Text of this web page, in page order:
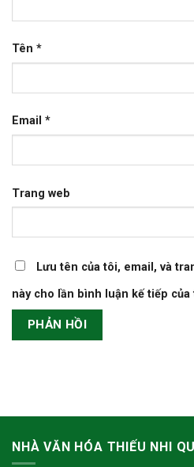
Tên *
Email *
Trang web
Lưu tên của tôi, email, và
này cho lần bình luận kế tiếp của
NHÀ VĂN HÓA THIẾU NHI